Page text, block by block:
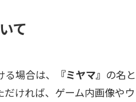
て
場合は、 『ミヤマ』 の名と
だければ、ゲーム内画像や